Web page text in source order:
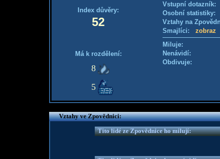
Index důvěry:
52
Má k rozdělení:
8
5
Vstupní
Osobní
Vztahy na
Smajlíci: zobraz
Miluje:
Nenávidí:
Obdivuje:
Vztahy ve Zpovědnici:
Tito lidé ze Zpovědnice ho milují: